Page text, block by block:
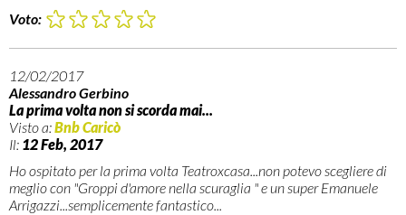
Voto:
12/02/2017
Alessandro Gerbino
La prima volta non si scorda mai...
Visto a:Bnb Caricò
Il: 12 Feb, 2017
Ho ospitato per la prima volta Teatroxcasa...non potevo scegliere di
meglio con "Groppi d'amore nella scuraglia " e un super Emanuele
Arrigazzi...semplicemente fantastico...